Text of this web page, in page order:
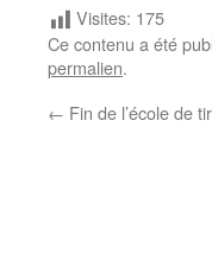
Visites: 175
Ce contenu a été
permalien.
← Fin de l’école de